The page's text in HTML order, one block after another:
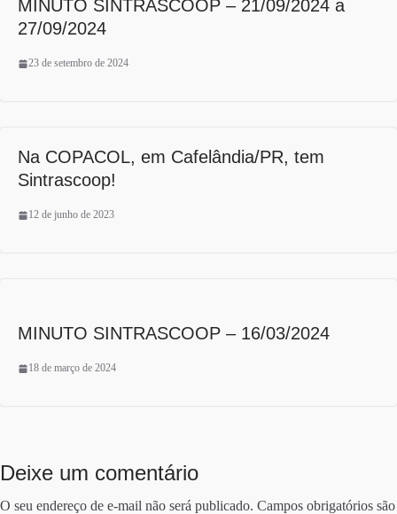
MINUTO SINTRASCOOP – 21/09/2024 a
27/09/2024
23 de setembro de 2024
Na COPACOL, em Cafelândia/PR, tem
Sintrascoop!
12 de junho de 2023
MINUTO SINTRASCOOP – 16/03/2024
18 de março de 2024
Deixe um comentário
O seu endereço de e-mail não será publicado. Campos obrigatórios são